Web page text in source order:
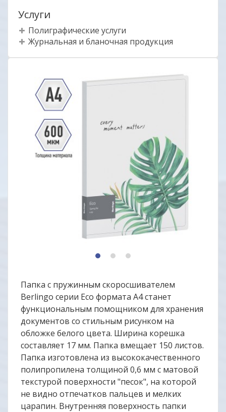
Услуги
Полиграфические услуги
Журнальная и бланочная продукция
1 2 3
Папка с пружинным скоросшивателем
Berlingo серии Eco формата А4 станет
функциональным помощником для хранения
документов со стильным рисунком на
обложке белого цвета. Ширина корешка
составляет 17 мм. Папка вмещает 150 листов.
Папка изготовлена из высококачественного
полипропилена толщиной 0,6 мм с матовой
текстурой поверхности "песок", на которой
не видно отпечатков пальцев и мелких
царапин. Внутренняя поверхность папки